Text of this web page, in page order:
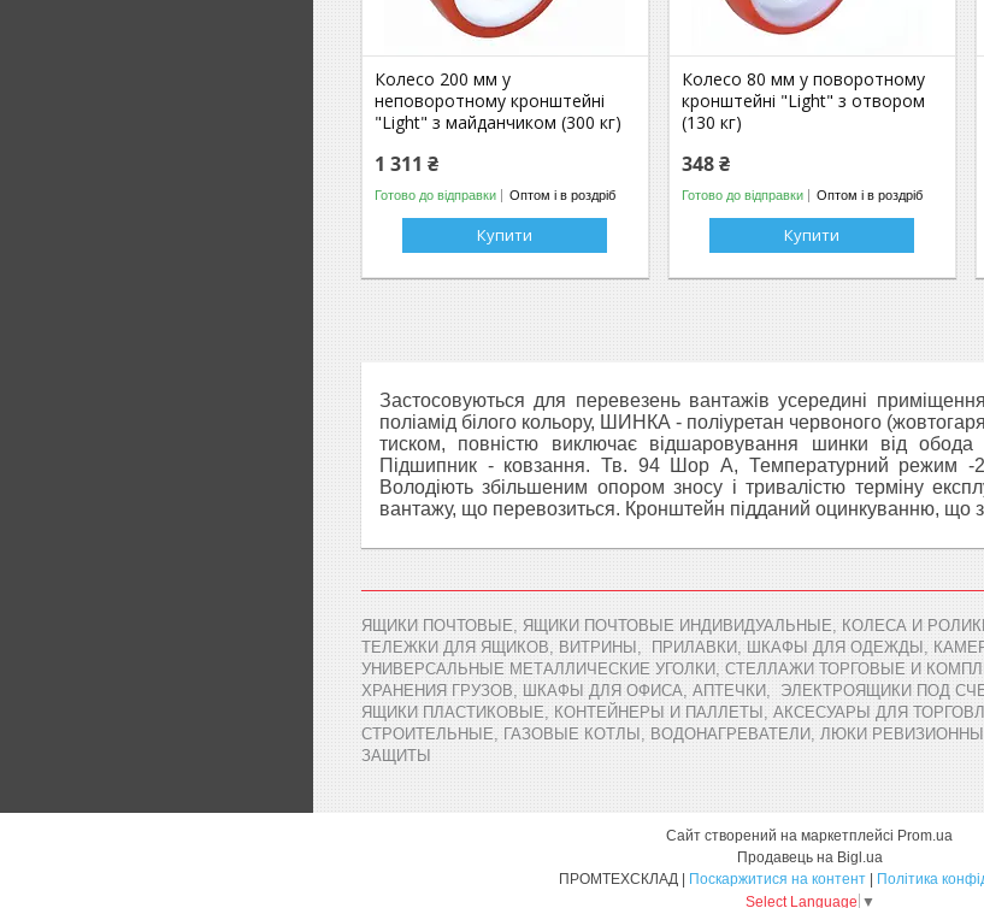
Колесо 200 мм у
неповоротному кронштейні
"Light" з майданчиком (300 кг)
1 311 ₴
Готово до відправки Оптом і в роздріб
Купити
Колесо 80 мм у поворотному
кронштейні "Light" з отвором
(130 кг)
348 ₴
Готово до відправки Оптом і в роздріб
Купити
Застосовуються для перевезень вантажів усередині
поліамід білого кольору, ШИНКА - поліуретан червоного
тиском, повністю виключає відшаровування шинки від
Підшипник - ковзання. Тв. 94 Шор А, Температурний режим -
Володіють збільшеним опором зносу і тривалістю терміну
вантажу, що перевозиться. Кронштейн підданий оцинкуванню, що
ЯЩИКИ ПОЧТОВЫЕ, ЯЩИКИ ПОЧТОВЫЕ ИНДИВИДУАЛЬНЫЕ, КОЛЕСА И
ТЕЛЕЖКИ ДЛЯ ЯЩИКОВ, ВИТРИНЫ, ПРИЛАВКИ, ШКАФЫ ДЛЯ ОДЕЖДЫ,
УНИВЕРСАЛЬНЫЕ МЕТАЛЛИЧЕСКИЕ УГОЛКИ, СТЕЛЛАЖИ ТОРГОВЫЕ И
ХРАНЕНИЯ ГРУЗОВ, ШКАФЫ ДЛЯ ОФИСА, АПТЕЧКИ, ЭЛЕКТРОЯЩИКИ ПОД
ЯЩИКИ ПЛАСТИКОВЫЕ, КОНТЕЙНЕРЫ И ПАЛЛЕТЫ, АКСЕСУАРЫ ДЛЯ
СТРОИТЕЛЬНЫЕ, ГАЗОВЫЕ КОТЛЫ, ВОДОНАГРЕВАТЕЛИ, ЛЮКИ
ЗАЩИТЫ
Сайт створений на маркетплейсі Prom.ua
Продавець на Bigl.ua
Поскаржитися на контент
Політика
Select Language ▼